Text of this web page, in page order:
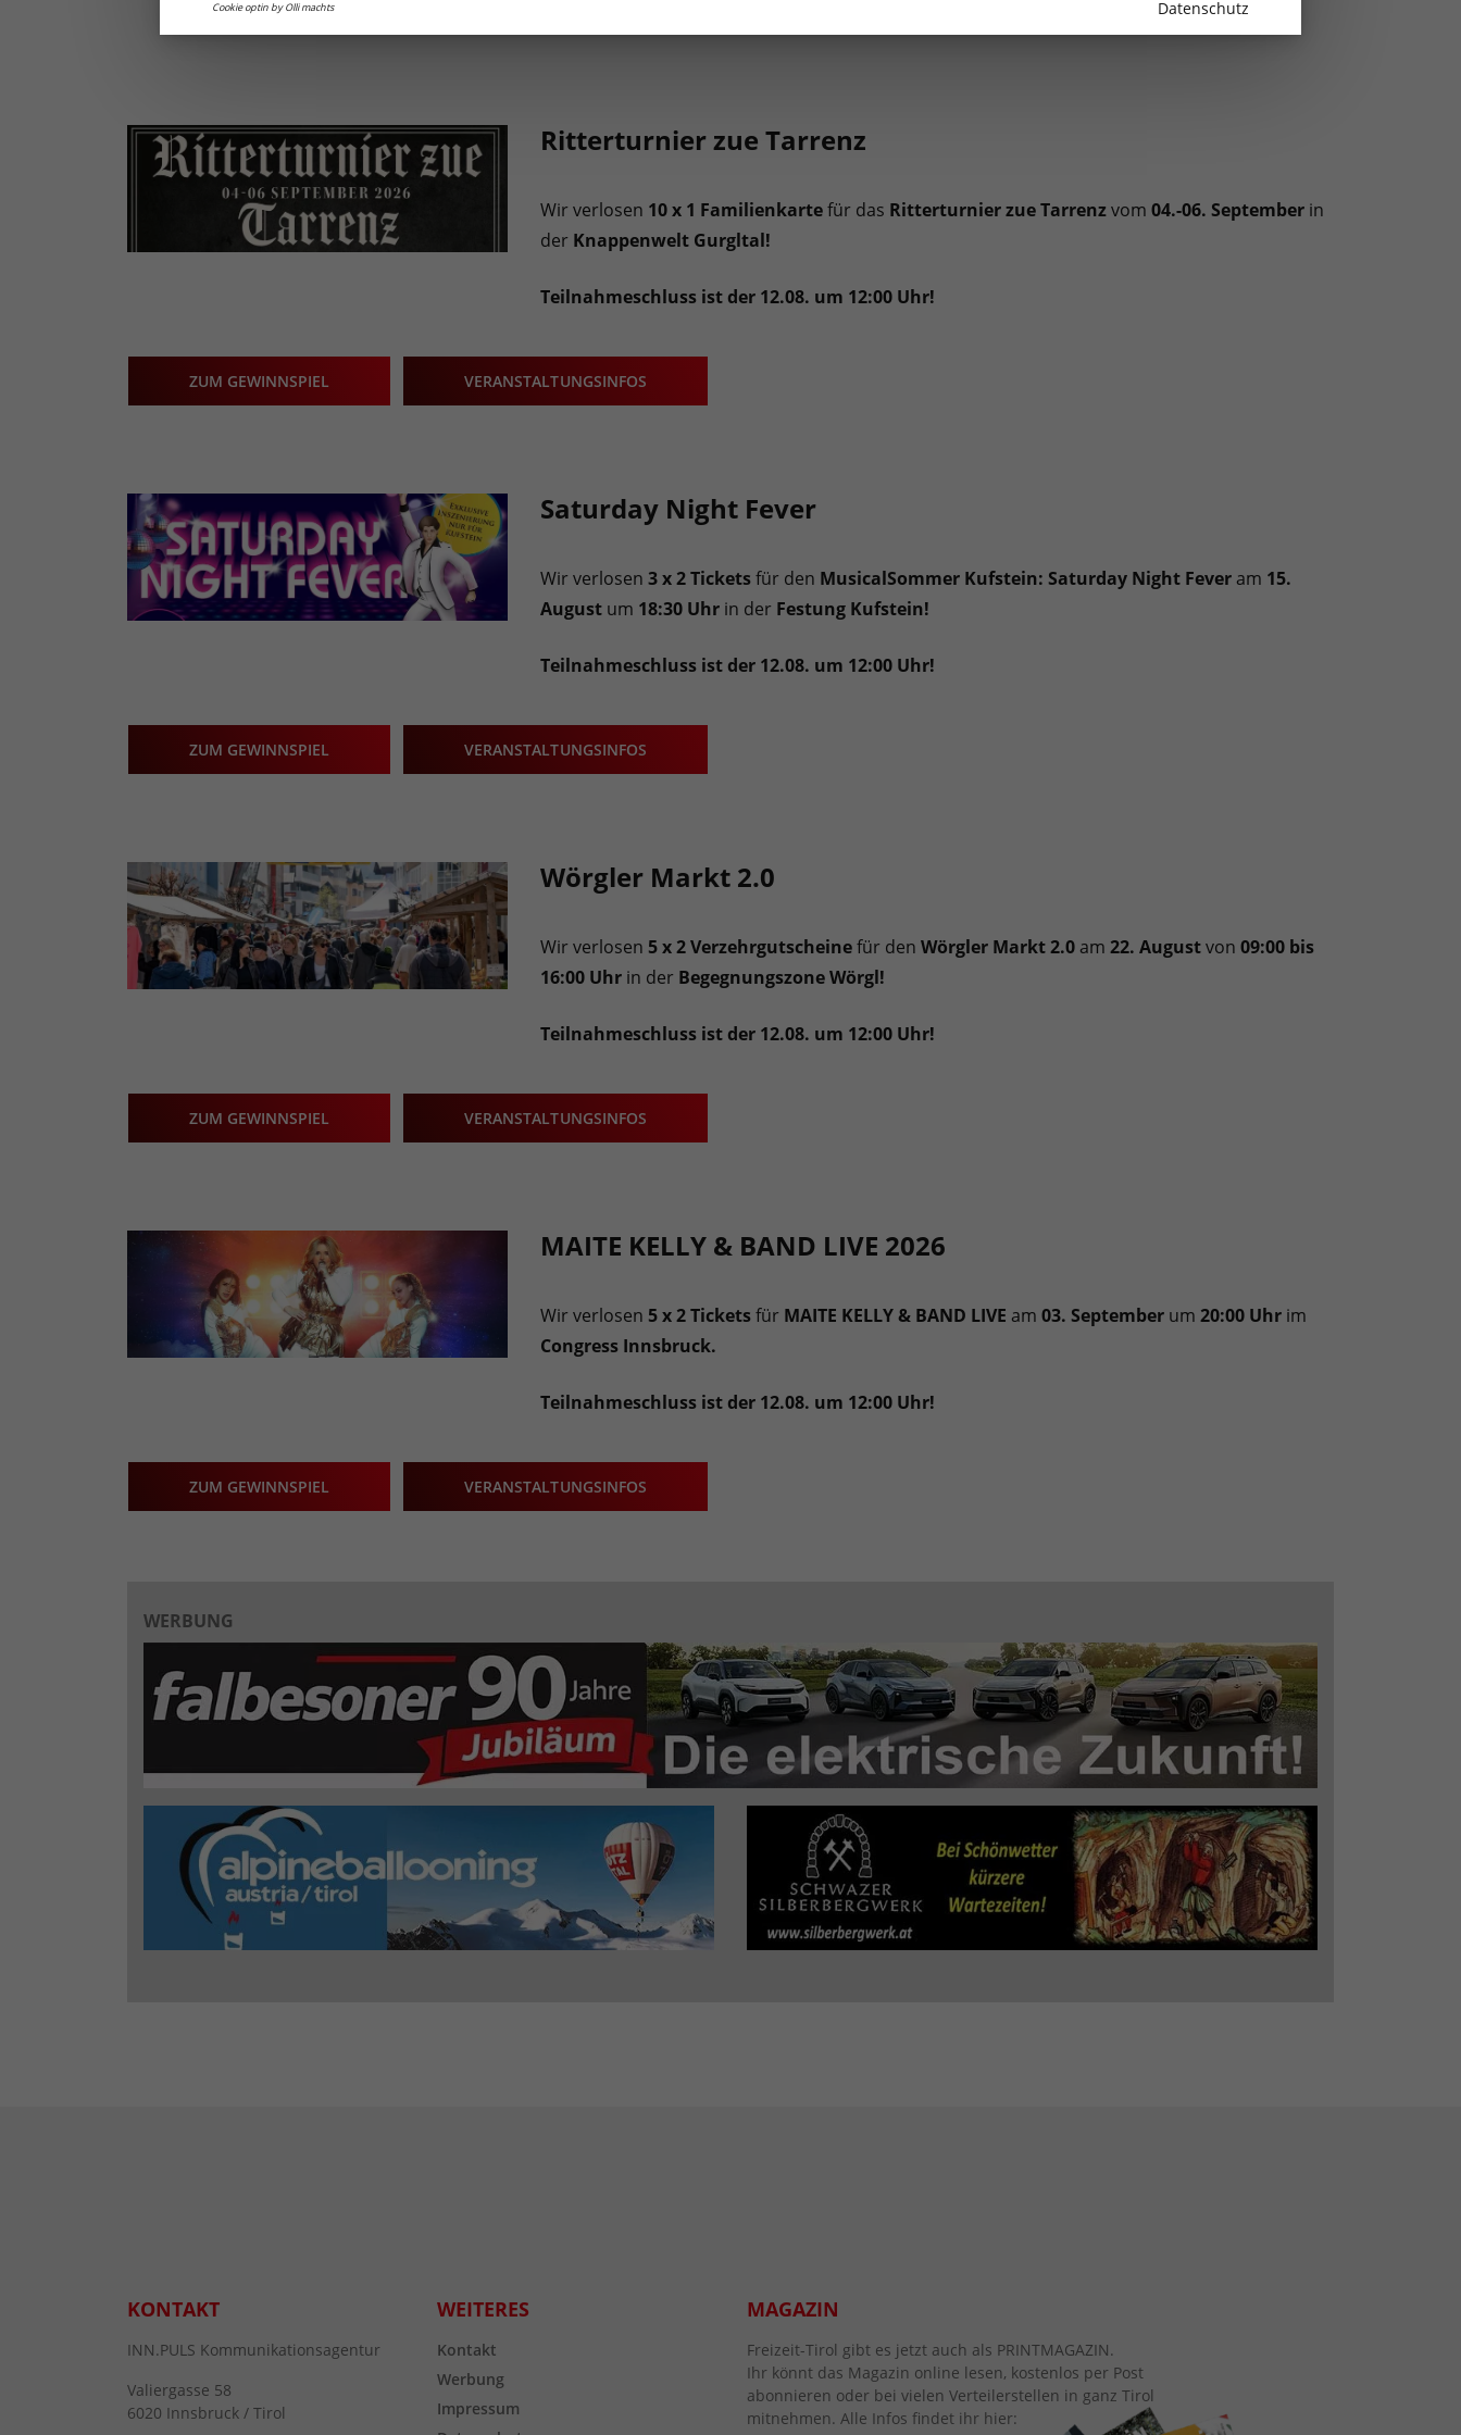
Ritterturnier zue Tarrenz
Wir verlosen 10 x 1 Familienkartefür das Ritterturnier zue Tarrenzvom 04.-06. September in
der Knappenwelt Gurgltal!
Teilnahmeschluss ist der 12.08. um 12:00 Uhr!
ZUM GEWINNSPIEL VERANSTALTUNGSINFOS
Saturday Night Fever
Wir verlosen 3 x 2 Ticketsfür den MusicalSommer Kufstein: Saturday Night Fever am 15.
August um 18:30 Uhr in der Festung Kufstein!
Teilnahmeschluss ist der 12.08. um 12:00 Uhr!
ZUM GEWINNSPIEL VERANSTALTUNGSINFOS
Wörgler Markt 2.0
Wir verlosen 5 x 2 Verzehrgutscheinefür den Wörgler Markt 2.0 am 22. Augustvon 09:00 bis
16:00 Uhr in der Begegnungszone Wörgl!
Teilnahmeschluss ist der 12.08. um 12:00 Uhr!
ZUM GEWINNSPIEL VERANSTALTUNGSINFOS
MAITE KELLY & BAND LIVE 2026
Wir verlosen 5 x 2 Ticketsfür MAITE KELLY & BAND LIVE am 03. September um 20:00 Uhr im
Congress Innsbruck.
Teilnahmeschluss ist der 12.08. um 12:00 Uhr!
ZUM GEWINNSPIEL VERANSTALTUNGSINFOS
WERBUNG
KONTAKT
INN.PULS Kommunikationsagentur
Valiergasse 58
6020 Innsbruck / Tirol
WEITERES
Kontakt
Werbung
Impressum
MAGAZIN
Freizeit-Tirol gibt es jetzt auch als PRINTMAGAZIN.
Ihr könnt das Magazin online lesen, kostenlos per Post
abonnieren oder bei vielen Verteilerstellen in ganz Tirol
mitnehmen. Alle Infos findet ihr hier:
Cookie optin by Olli machts Datenschutz